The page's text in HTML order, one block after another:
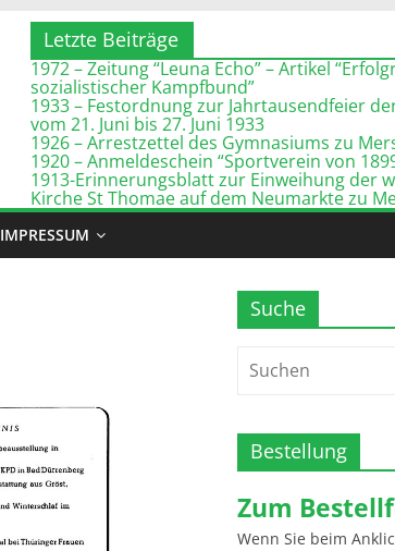
Letzte Beiträge
1972 – Zeitung “Leuna Echo” – Artikel
sozialistischer Kampfbund”
1933 – Festordnung zur Jahrtausendfeier
vom 21. Juni bis 27. Juni 1933
1926 – Arrestzettel des Gymnasiums zu
1920 – Anmeldeschein “Sportverein von
1913-Erinnerungsblatt zur Einweihung der
Kirche St Thomae auf dem Neumarkte zu
IMPRESSUM
Suche
Bestellung
Zum
Wenn Sie beim